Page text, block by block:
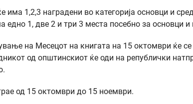
има 1,2,3 наградени во категорија основци и
едно 1, две 2 и три 3 места посебно за основци
на Месецот на книгата на 15 октомври ќе
од општинскиот ќе оди на републички
од 15 октомври до 15 ноември.